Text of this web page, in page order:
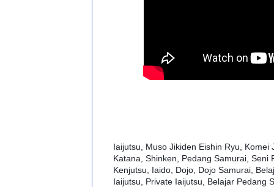
Iaijutsu, Muso Jikiden Eishin Ryu, Komei
Katana, Shinken, Pedang Samurai, Seni
Kenjutsu, Iaido, Dojo, Dojo Samurai,
Iaijutsu, Private Iaijutsu, Belajar Pedang